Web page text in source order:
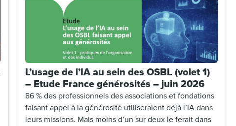
L’usage de l’IA au sein des OSBL (volet 1)
– Etude France générosités – juin 2026
86 % des professionnels des associations et fondations
faisant appel à la générosité utiliseraient déjà l’IA dans
leurs missions. Mais moins d’un sur deux le ferait dans